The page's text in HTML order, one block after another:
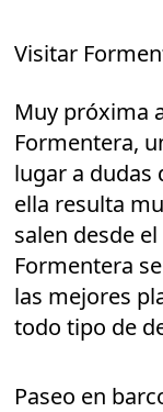
Visitar
Muy próxima
Formentera,
lugar a dudas
ella resulta
salen desde
Formentera
las mejores
todo tipo de
Paseo en